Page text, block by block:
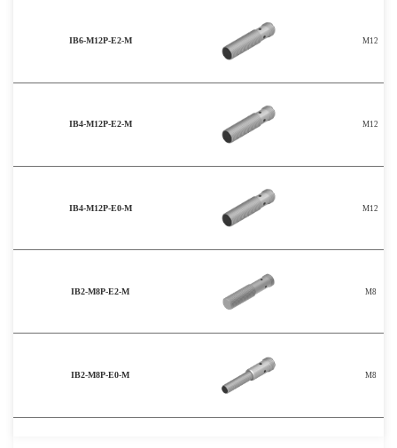
IB6-M12P-E2-M M12
IB4-M12P-E2-M M12
IB4-M12P-E0-M M12
IB2-M8P-E2-M M8
IB2-M8P-E0-M M8